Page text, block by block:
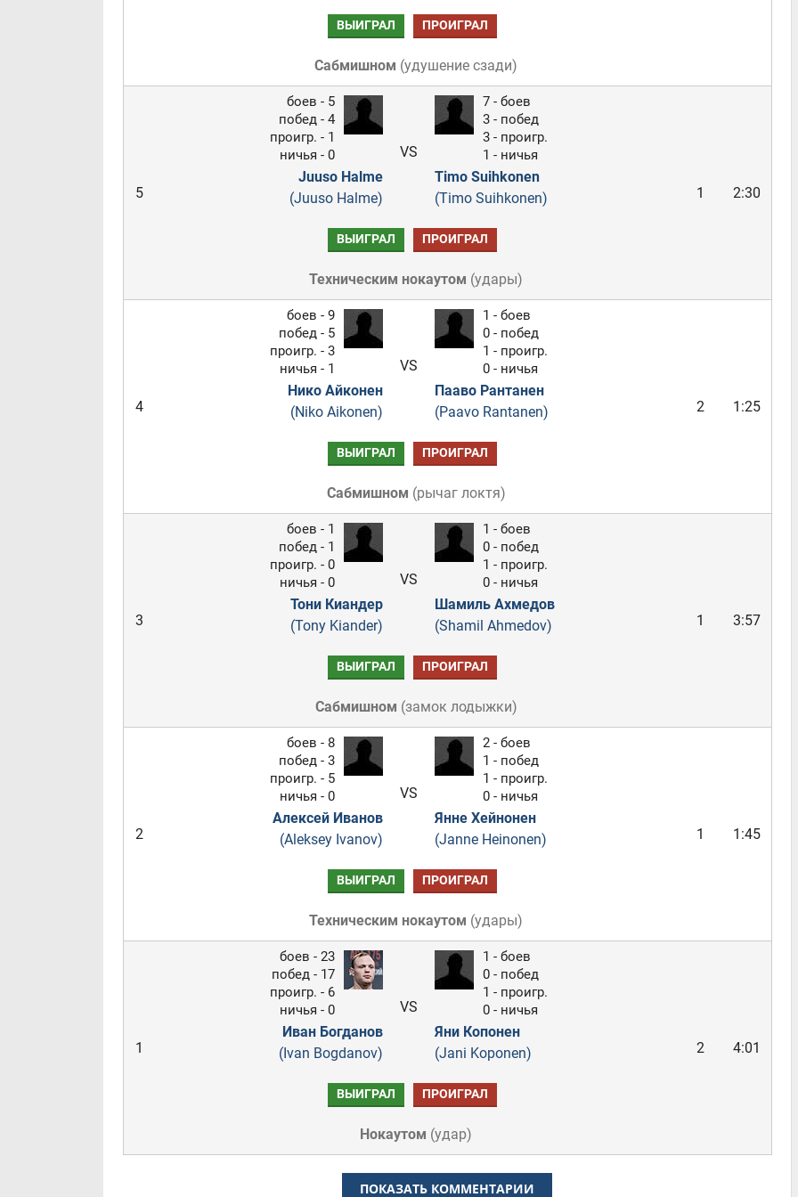
ВЫИГРАЛ ПРОИГРАЛ
Сабмишном (удушение сзади)
5
боев - 5
побед - 4
проигр. - 1
ничья - 0
Juuso Halme
(Juuso Halme)
VS
7 - боев
3 - побед
3 - проигр.
1 - ничья
Timo Suihkonen
(Timo Suihkonen)
1 2:30
ВЫИГРАЛ ПРОИГРАЛ
Техническим нокаутом (удары)
4
боев - 9
побед - 5
проигр. - 3
ничья - 1
Нико Айконен
(Niko Aikonen)
VS
1 - боев
0 - побед
1 - проигр.
0 - ничья
Пааво Рантанен
(Paavo Rantanen)
2 1:25
ВЫИГРАЛ ПРОИГРАЛ
Сабмишном (рычаг локтя)
3
боев - 1
побед - 1
проигр. - 0
ничья - 0
Тони Киандер
(Tony Kiander)
VS
1 - боев
0 - побед
1 - проигр.
0 - ничья
Шамиль Ахмедов
(Shamil Ahmedov)
1 3:57
ВЫИГРАЛ ПРОИГРАЛ
Сабмишном (замок лодыжки)
2
боев - 8
побед - 3
проигр. - 5
ничья - 0
Алексей Иванов
(Aleksey Ivanov)
VS
2 - боев
1 - побед
1 - проигр.
0 - ничья
Янне Хейнонен
(Janne Heinonen)
1 1:45
ВЫИГРАЛ ПРОИГРАЛ
Техническим нокаутом (удары)
1
боев - 23
побед - 17
проигр. - 6
ничья - 0
Иван Богданов
(Ivan Bogdanov)
VS
1 - боев
0 - побед
1 - проигр.
0 - ничья
Яни Копонен
(Jani Koponen)
2 4:01
ВЫИГРАЛ ПРОИГРАЛ
Нокаутом (удар)
ПОКАЗАТЬ КОММЕНТАРИИ